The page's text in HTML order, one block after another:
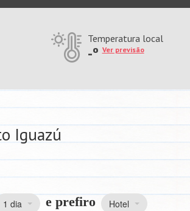
Temperatura local
-ºVer previsão
Iguazú
1 dia e prefiro Hotel